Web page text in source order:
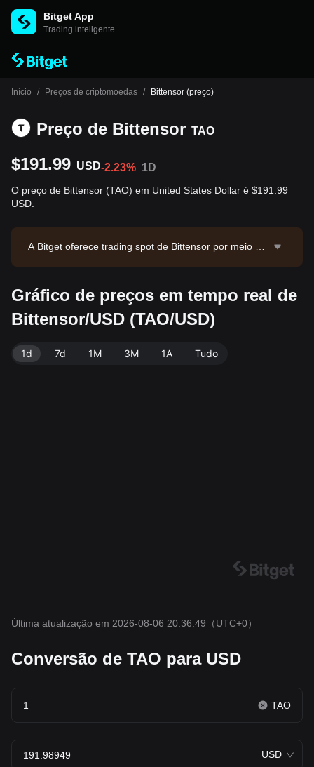
Bitget App
Trading inteligente
Início / Preços de criptomoedas / Bittensor (preço)
Preço de Bittensor TAO
$191.99 USD-2.23% 1D
O preço de Bittensor (TAO) em United States Dollar é $191.99
USD.
A Bitget oferece trading spot de Bittensor por meio do
Bittensor possui valor de mercado de $2,151,248,470.
76 e oferta em circulação de 11.21M TAO. Fonte dos
dados: Bitget. Última atualização: 2026-08-06 20:36:4
Gráfico de preços em tempo real de
Bittensor/USD (TAO/USD)
1d 7d 1M 3M 1A Tudo
Última atualização em 2026-08-06 20:36:49 （UTC+0）
Conversão de TAO para USD
TAO
USD